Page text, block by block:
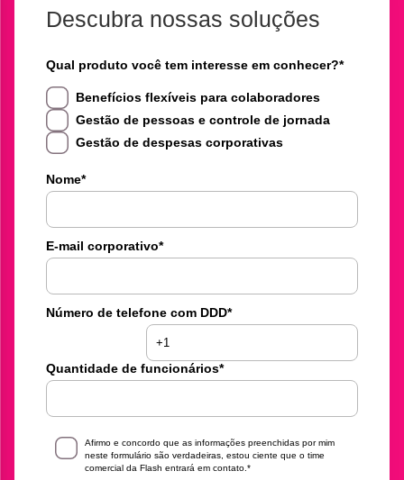
Descubra nossas soluções
Qual produto você tem interesse em conhecer?*
Benefícios flexíveis para colaboradores
Gestão de pessoas e controle de jornada
Gestão de despesas corporativas
Nome*
E-mail corporativo*
Número de telefone com DDD*
Quantidade de funcionários*
Afirmo e concordo que as informações preenchidas por mim
neste formulário são verdadeiras, estou ciente que o time
comercial da Flash entrará em contato. *